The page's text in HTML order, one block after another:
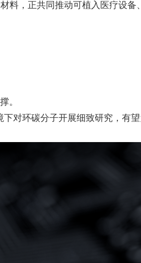
料，正共同推动可植入医疗设备
。
对环碳分子开展细致研究，有